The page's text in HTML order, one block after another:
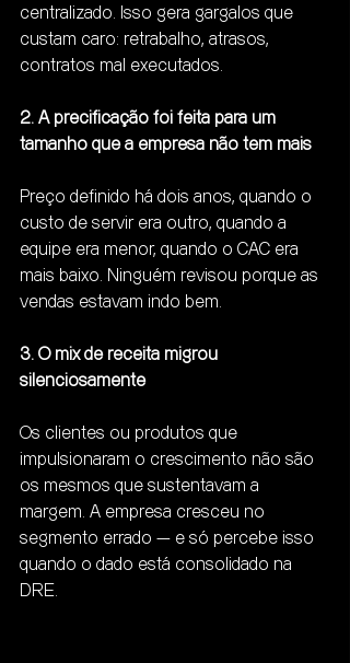
centralizado. Isso gera gargalos que
custam caro: retrabalho, atrasos,
contratos mal executados.
2. A precificação foi feita para um
tamanho que a empresa não tem mais
Preço definido há dois anos, quando o
custo de servir era outro, quando a
equipe era menor, quando o CAC era
mais baixo. Ninguém revisou porque as
vendas estavam indo bem.
3. O mix de receita migrou
silenciosamente
Os clientes ou produtos que
impulsionaram o crescimento não são
os mesmos que sustentavam a
margem. A empresa cresceu no
segmento errado — e só percebe isso
quando o dado está consolidado na
DRE.